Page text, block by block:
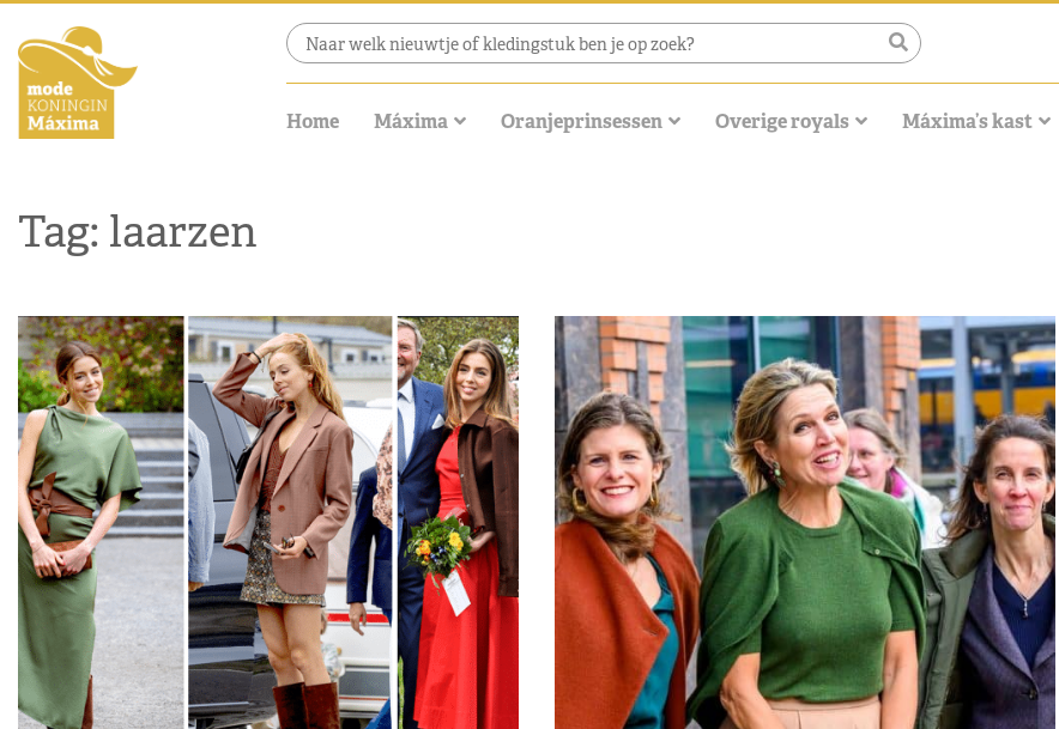
Home Máxima Oranjeprinsessen Overige royals Máxima’s kast
Tag: laarzen